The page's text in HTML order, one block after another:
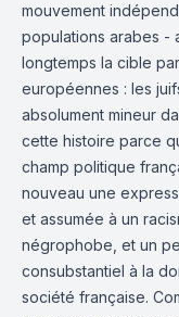
mouvement
populations arabes -
longtemps la cible
européennes : les
absolument mineur
cette histoire parce
champ politique
nouveau une
et assumée à un
négrophobe, et un
consubstantiel à la
société française.